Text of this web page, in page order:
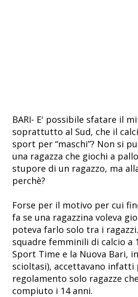
BARI- E' possibile sfatare il
soprattutto al Sud, che il
sport per “maschi”? Non si
una ragazza che giochi a
stupore di un ragazzo, ma
perchè?
Forse per il motivo per cui
fa se una ragazzina voleva
poteva farlo solo tra i
squadre femminili di calcio a
Sport Time e la Nuova Bari,
scioltasi), accettavano infatti
regolamento solo ragazze
compiuto i 14 anni.